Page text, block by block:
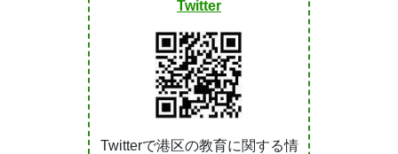
Twitter
Twitterで港区の教育に関する情